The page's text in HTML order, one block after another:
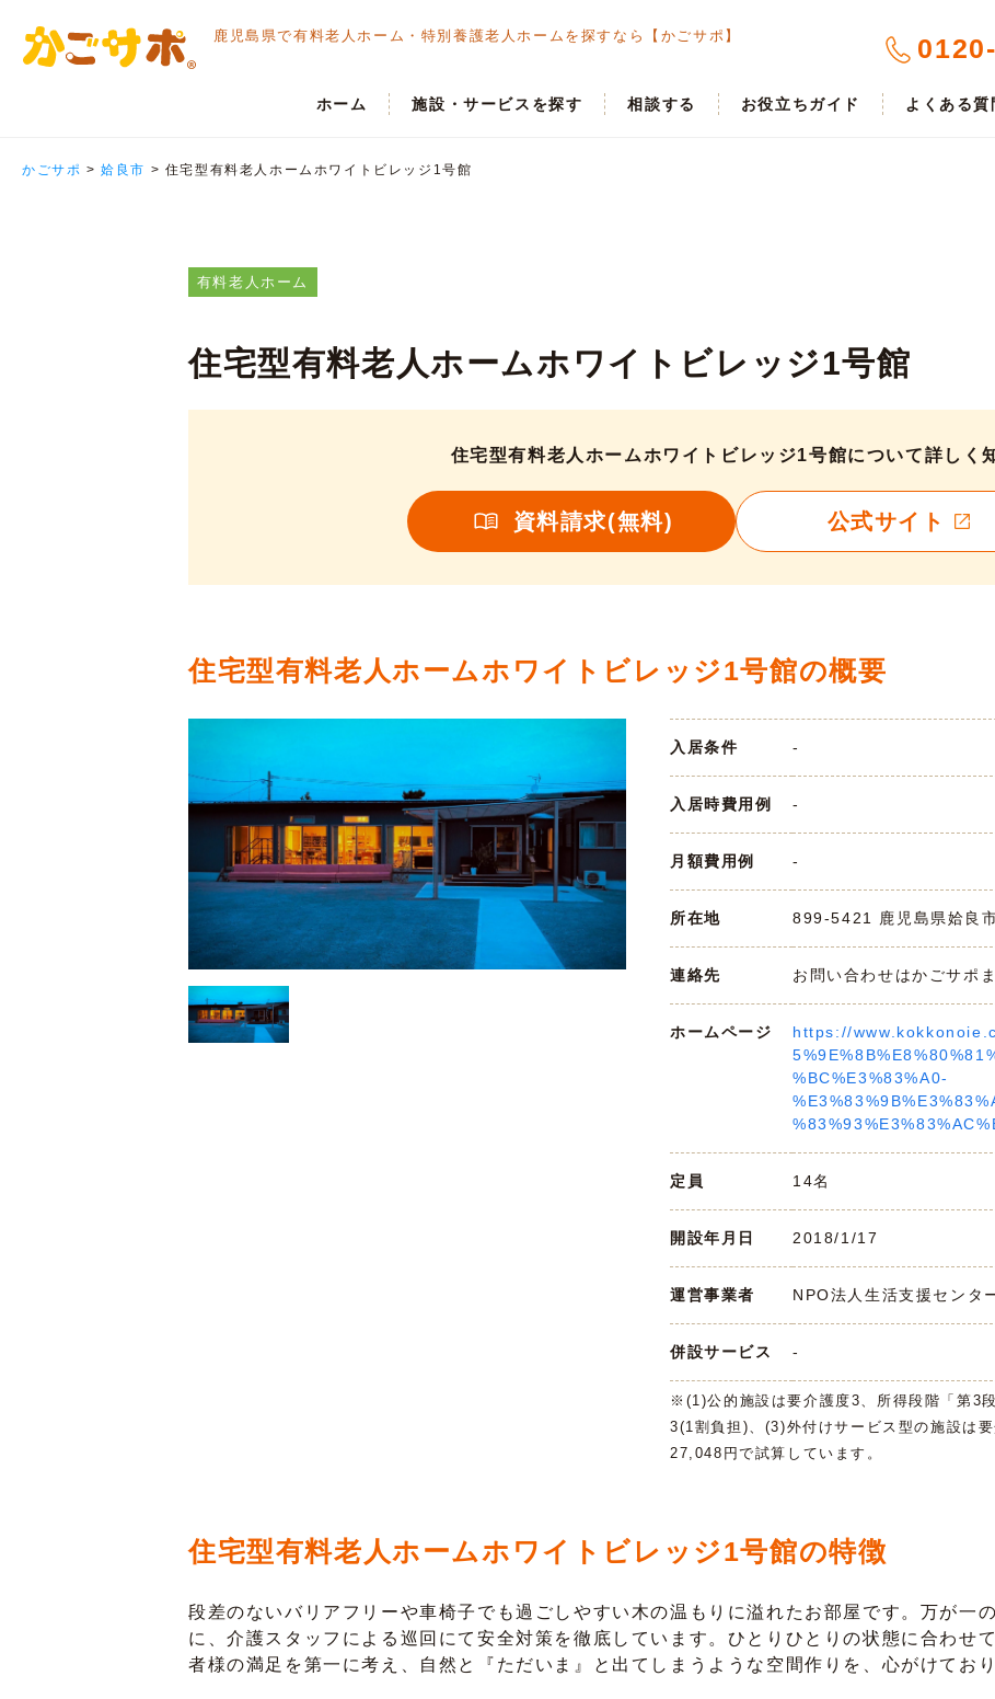
鹿児島県で有料老人ホーム・ 特別養護老人ホームを探すなら【かごサポ】
ホーム 施設・サービスを探す 相談する お役立ちガイド よくある質
かごサポ >姶良市 > 住宅型有料老人ホームホワイトビレッジ1号館
有料老人ホーム
住宅型有料老人ホームホワイトビレッジ1号館
住宅型有料老人ホームホワイトビレッジ1号館について詳しく
資料請求(無料) 公式サイト
住宅型有料老人ホームホワイトビレッジ1号館の概要
入居条件 -
入居時費用例 -
月額費用例 -
所在地 899-5421 鹿児島県姶良
連絡先 お問い合わせはかごサポ
ホームページ
https://
%BC%E3%83%A0-
定員 14名
開設年月日 2018/1/17
運営事業者 NPO法人生活支援センタ
併設サービス -
※(1)公的施設は要介護度3、所得段階「第3
3(1割負担)、(3)外付けサービス型の施設は
27,048円で試算しています。
住宅型有料老人ホームホワイトビレッジ1号館の特徴
段差のないバリアフリーや車椅子でも過ごしやすい木の温もりに溢れたお部屋です。万が一
に、介護スタッフによる巡回にて安全対策を徹底しています。ひとりひとりの状態に合わせ
者様の満足を第一に考え、自然と『ただいま』と出てしまうような空間作りを、心がけており